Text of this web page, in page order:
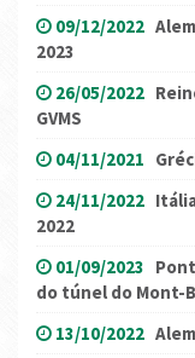
09/12/2022
2023
26/05/2022
GVMS
04/11/2021
24/11/2022
2022
01/09/2023
do túnel do Mont-
13/10/2022